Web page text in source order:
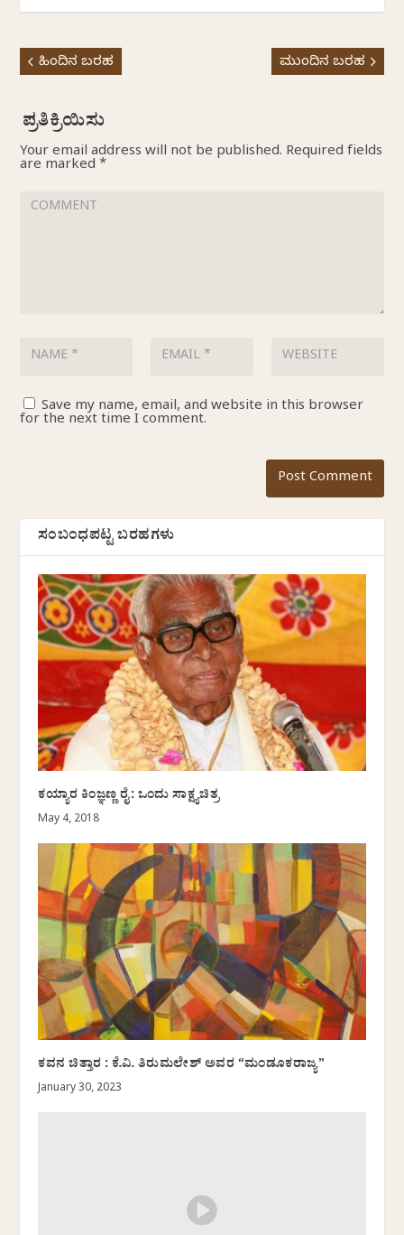
ಹಿಂದಿನ ಬರಹ ಮುಂದಿನ ಬರಹ
Your email address will not be published. Required fields
are marked*
Save my name, email, and website in this browser
for the next time I comment.
ಸಂಬಂಧಪಟ್ಟ ಬರಹಗಳು
ಕಯ್ಯಾರ ಕಿಂಜ್ಞಣ್ಣ ರೈ: ಒಂದು ಸಾಕ್ಷ್ಯಚಿತ್ರ
May 4, 2018
ಕವನ ಚಿತ್ತಾರ : ಕೆ.ವಿ. ತಿರುಮಲೇಶ್ ಅವರ “ಮಂಡೂಕರಾಜ್ಯ”
January 30, 2023